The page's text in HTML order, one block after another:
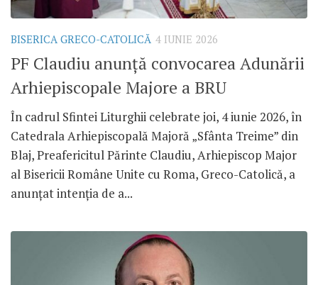
BISERICA GRECO-CATOLICĂ 4 IUNIE 2026
PF Claudiu anunță convocarea Adunării
Arhiepiscopale Majore a BRU
În cadrul Sfintei Liturghii celebrate joi, 4 iunie 2026, în
Catedrala Arhiepiscopală Majoră „Sfânta Treime” din
Blaj, Preafericitul Părinte Claudiu, Arhiepiscop Major
al Bisericii Române Unite cu Roma, Greco-Catolică, a
anunțat intenția de a...